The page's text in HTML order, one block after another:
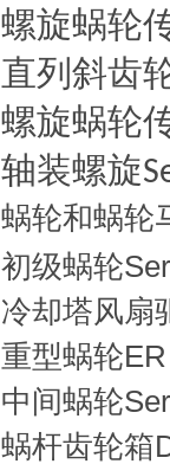
螺旋蜗轮
直列斜齿
螺旋蜗轮
轴装螺旋
蜗轮和蜗轮
初级蜗轮
冷却塔风扇
重型蜗轮
中间蜗轮
蜗杆齿轮箱